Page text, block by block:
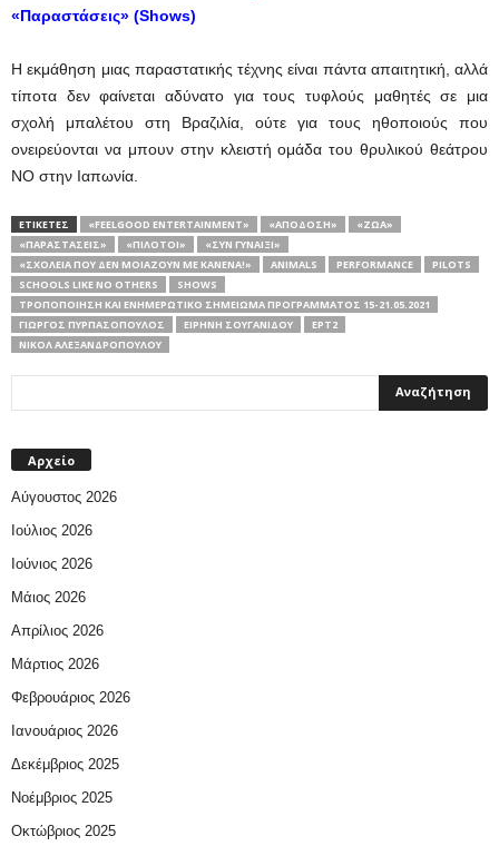
«Παραστάσεις» (Shows)
Η εκμάθηση μιας παραστατικής τέχνης είναι πάντα απαιτητική, αλλά
τίποτα δεν φαίνεται αδύνατο για τους τυφλούς μαθητές σε μια
σχολή μπαλέτου στη Βραζιλία, ούτε για τους ηθοποιούς που
ονειρεύονται να μπουν στην κλειστή ομάδα του θρυλικού θεάτρου
ΝΟ στην Ιαπωνία.
ΕΤΙΚΕΤΕΣ «FEELGOOD ENTERTAINMENT» «ΑΠΌΔΟΣΗ»
«ΖΏΑ»
«ΠΑΡΑΣΤΆΣΕΙΣ»
«ΠΙΛΌΤΟΙ»
«ΣΥΝ ΓΥΝΑΙΞΊ»
«ΣΧΟΛΕΊΑ ΠΟΥ ΔΕΝ ΜΟΙΆΖΟΥΝ ΜΕ ΚΑΝΈΝΑ!»
ANIMALS PERFORMANCE
PILOTS
SCHOOLS LIKE NO OTHERS
SHOWS
TΡΟΠΟΠΟΊΗΣΗ ΚΑΙ ΕΝΗΜΕΡΩΤΙΚΌ ΣΗΜΕΊΩΜΑ ΠΡΟΓΡΆΜΜΑΤΟΣ 15-21.05.2021
ΓΙΏΡΓΟΣ ΠΥΡΠΑΣΌΠΟΥΛΟΣ
ΕΙΡΉΝΗ ΣΟΥΓΑΝΊΔΟΥ
ΕΡΤ2
ΝΙΚΌΛ ΑΛΕΞΑΝΔΡΟΠΟΎΛΟΥ
Αρχείο
Αύγουστος 2026
Ιούλιος 2026
Ιούνιος 2026
Μάιος 2026
Απρίλιος 2026
Μάρτιος 2026
Φεβρουάριος 2026
Ιανουάριος 2026
Δεκέμβριος 2025
Νοέμβριος 2025
Οκτώβριος 2025